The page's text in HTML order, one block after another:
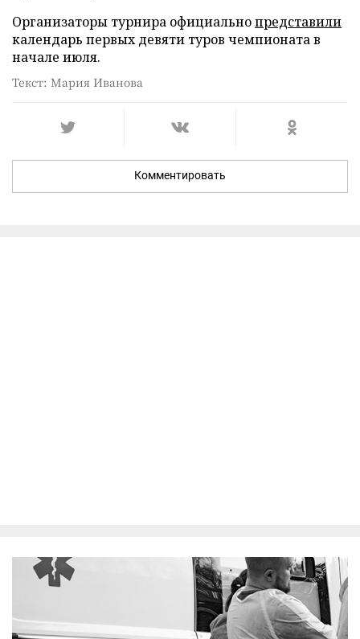
Организаторы турнира официальнопредставили
календарь первых девяти туров чемпионата в
начале июля.
Текст: Мария Иванова
Комментировать